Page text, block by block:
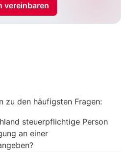
vereinbaren
zu den häufigsten Fragen:
steuerpflichtige Person
an einer